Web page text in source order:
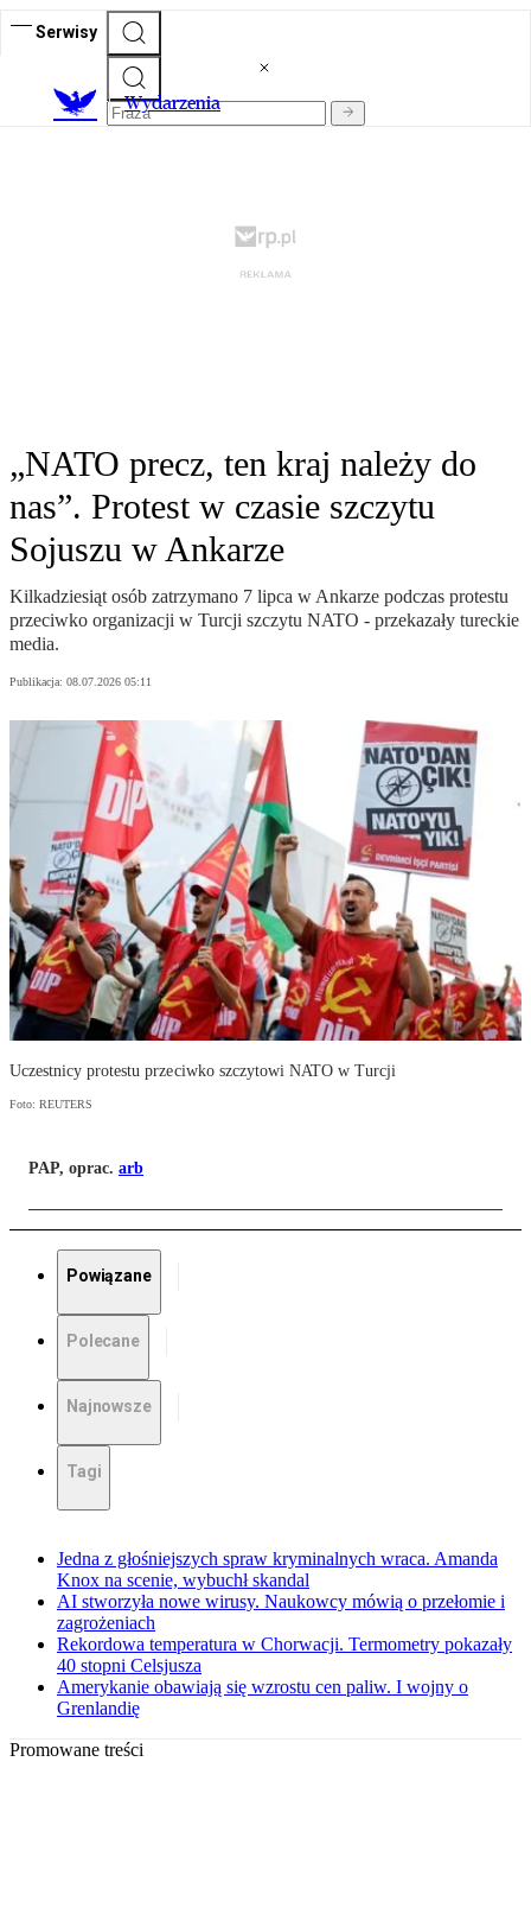
Serwisy
Wydarzenia
„NATO precz, ten kraj należy do
nas”. Protest w czasie szczytu
Sojuszu w Ankarze
Kilkadziesiąt osób zatrzymano 7 lipca w Ankarze podczas protestu
przeciwko organizacji w Turcji szczytu NATO - przekazały tureckie
media.
Publikacja: 08.07.2026 05:11
Uczestnicy protestu przeciwko szczytowi NATO w Turcji
Foto: REUTERS
PAP, oprac. arb
Powiązane
Polecane
Najnowsze
Tagi
Jedna z głośniejszych spraw kryminalnych wraca. Amanda
Knox na scenie, wybuchł skandal
AI stworzyła nowe wirusy. Naukowcy mówią o przełomie i
zagrożeniach
Rekordowa temperatura w Chorwacji. Termometry pokazały
40 stopni Celsjusza
Amerykanie obawiają się wzrostu cen paliw. I wojny o
Grenlandię
Promowane treści